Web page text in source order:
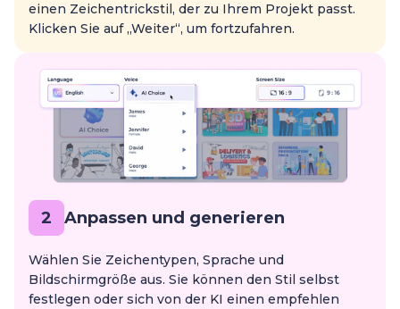
einen Zeichentrickstil, der zu Ihrem Projekt passt.
Klicken Sie auf „Weiter“, um fortzufahren.
2 Anpassen und generieren
Wählen Sie Zeichentypen, Sprache und
Bildschirmgröße aus. Sie können den Stil selbst
festlegen oder sich von der KI einen empfehlen